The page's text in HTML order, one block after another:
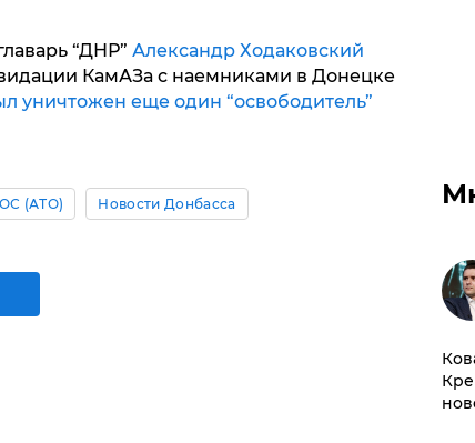
“ДНР” Александр Ходаковский
КамАЗа с наемниками в Донецке
уничтожен еще один “освободитель”
(АТО) Новости Донбасса